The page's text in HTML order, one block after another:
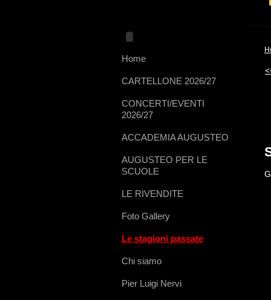
Home
CARTELLONE 2026/27
CONCERTI/EVENTI
2026/27
ACCADEMIA AUGUSTEO
AUGUSTEO PER LE
SCUOLE
LE RIVENDITE
Foto Gallery
Le stagioni passate
Chi siamo
Pier Luigi Nervi